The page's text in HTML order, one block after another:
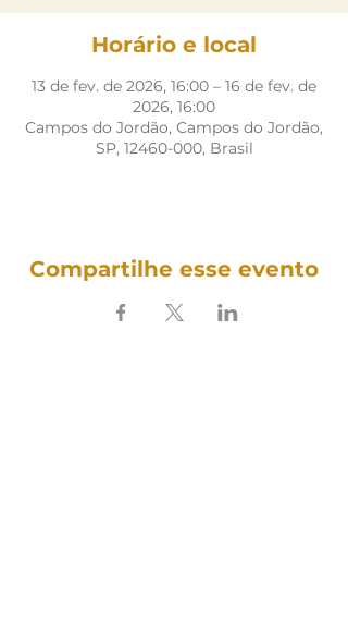
Horário e local
13 de fev. de 2026, 16:00 – 16 de fev. de
2026, 16:00
Campos do Jordão, Campos do Jordão,
SP, 12460-000, Brasil
Compartilhe esse evento